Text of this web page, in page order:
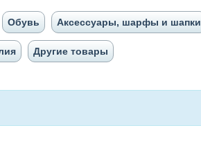
Обувь Аксессуары, шарфы и шапки
Другие товары